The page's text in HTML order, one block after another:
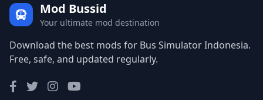
Mod Bussid
Your ultimate mod destination
Download the best mods for Bus Simulator Indonesia.
Free, safe, and updated regularly.